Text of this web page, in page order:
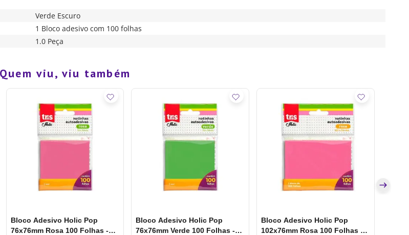
Verde Escuro
1 Bloco adesivo com 100 folhas
1.0 Peça
Quem viu, viu também
Bloco Adesivo Holic Pop
76x76mm Rosa 100 Folhas -
Bloco Adesivo Holic Pop
76x76mm Verde 100 Folhas -
Bloco Adesivo Holic Pop
102x76mm Rosa 100 Folhas -